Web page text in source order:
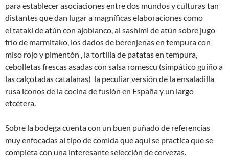
para establecer asociaciones entre dos mundos y culturas tan
distantes que dan lugar a magníficas elaboraciones como
el tataki de atún con ajoblanco, al sashimi de atún sobre jugo
frío de marmitako, los dados de berenjenas en tempura con
miso rojo y pimentón , la tortilla de patatas en tempura,
cebolletas frescas asadas con salsa romescu (simpático guiño a
las calçotadas catalanas) la peculiar versión de la ensaladilla
rusa iconos de la cocina de fusión en España y un largo
etcétera.
Sobre la bodega cuenta con un buen puñado de referencias
muy enfocadas al tipo de comida que aquí se practica que se
completa con una interesante selección de cervezas.